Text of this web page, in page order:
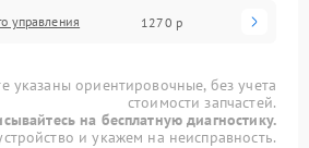
управления 1270 р
указаны ориентировочные, без учета
стоимости запчастей.
на бесплатную диагностику.
и укажем на неисправность.